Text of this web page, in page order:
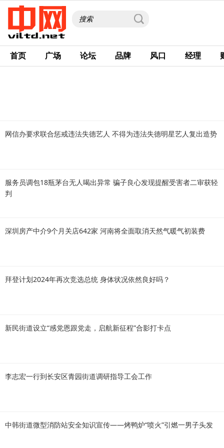
首页 广场 论坛 品牌 风口 经理
网信办要求联合惩戒违法失德艺人 不得为违法失德明星艺人复出造势
服务员调包18瓶茅台无人喝出异常 骗子良心发现提醒受害者二审获轻
判
深圳房产中介9个月关店642家 河南将全面取消天然气暖气初装费
拜登计划2024年再次竞选总统 身体状况依然良好吗？
新民街道设立“感党恩跟党走，启航新征程”合影打卡点
李志宏一行到长安区青园街道调研指导工会工作
中韩街道微型消防站安全知识宣传——烤鸭炉“喷火”引燃一男子头发